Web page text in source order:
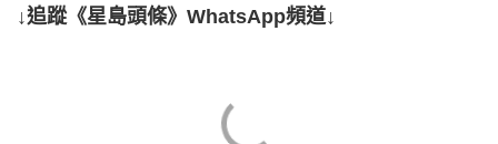
↓追蹤《星島頭條》WhatsApp頻道↓